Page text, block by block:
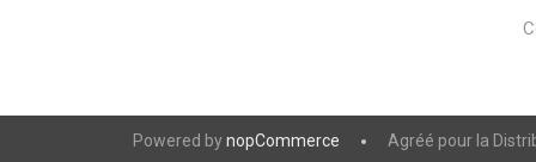
Powered bynopCommerce Agréé pour la